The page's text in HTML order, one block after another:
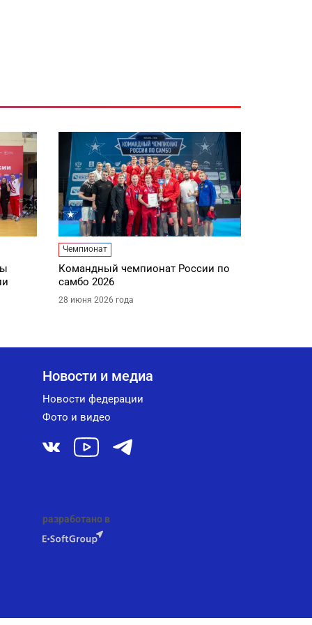
Чемпионат
Командный чемпионат России по
самбо 2026
28 июня 2026 года
Новости и медиа
Новости федерации
Фото и видео
разработано в